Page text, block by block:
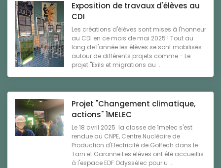
Exposition de travaux d'élèves au
CDI
Les créations d'élèves sont mises à l'honneur
au CDI en ce mois de mai 2025 ! Tout au
long de l'année les élèves se sont mobilisés
autour de différents projets comme - Le
projet "Exils et migrations au ...
Projet "Changement climatique,
actions" 1MELEC
Le 18 avril 2025 la classe de 1melec s'est
rendue au CNPE, Centre Nucléaire de
Production d'Electricité de Golfech dans le
Tarn et Garonne.Les élèves ont été accueillis
à l'espace EDF Odyssélec pour u ...